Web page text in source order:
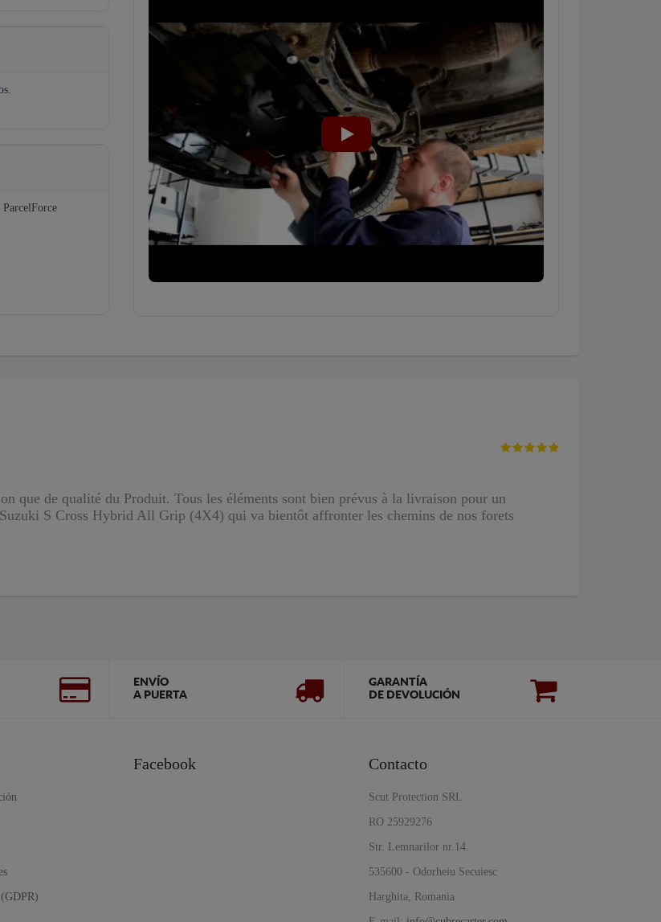
que de qualité du Produit. Tous les éléments sont bien prévus à la livraison pour un
S Cross Hybrid All Grip (4X4) qui va bientôt affronter les chemins de nos forets
ENVÍO
A PUERTA
GARANTÍA
DE DEVOLUCIÓN
Facebook Contacto
Scut Protection SRL
RO 25929276
Str. Lemnarilor nr.14.
535600 - Odorheiu Secuiesc
Harghita, Romania